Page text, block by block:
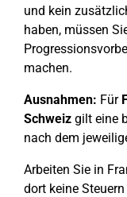
und kein
haben, müssen
machen.
Ausnahmen: Für
Schweiz gilt eine
nach dem
Arbeiten Sie in
dort keine